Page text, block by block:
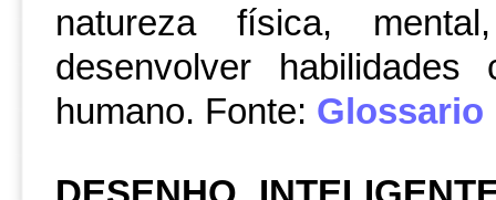
natureza física,
desenvolver
humano. Fonte: Glossario